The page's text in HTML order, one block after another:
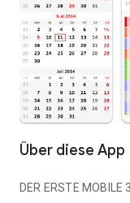
Über diese App
DER ERSTE MOBILE